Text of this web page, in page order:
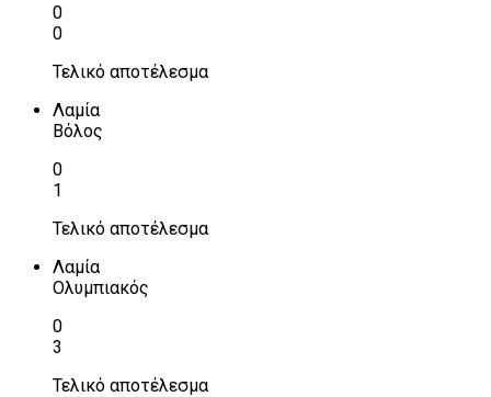
0
0
Τελικό αποτέλεσμα
Λαμία
Βόλος
0
1
Τελικό αποτέλεσμα
Λαμία
Ολυμπιακός
0
3
Τελικό αποτέλεσμα